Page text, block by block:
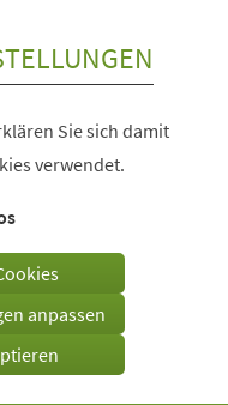
Sie sich damit
verwendet.
anpassen